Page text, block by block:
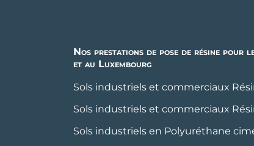
Nos prestations de pose de résine pour
et au Luxembourg
Sols industriels et commerciaux
Sols industriels et commerciaux
Sols industriels en Polyuréthane